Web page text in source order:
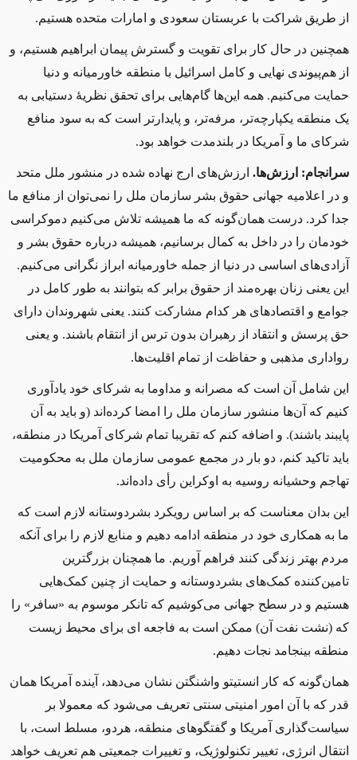
از طریق شراکت با عربستان سعودی و امارات متحده هستیم.
همچنین در حال کار برای تقویت و گسترش پیمان ابراهیم هستیم، و
از هم‌پیوندی نهایی و کامل اسرائیل با منطقه خاورمیانه و دنیا
حمایت می‌کنیم. همه این‌ها گام‌هایی برای تحقق نظریهٔ دستیابی به
یک منطقه یکپارچه‌تر، مرفه‌تر، و پایدارتر است که به سود منافع
شرکای ما و آمریکا در بلندمدت خواهد بود.
سرانجام: ارزش‌ها. ارزش‌های ارج نهاده شده در منشور ملل متحد
و در اعلامیه جهانی حقوق بشر سازمان ملل را نمی‌توان از منافع ‌ما
جدا کرد. درست همان‌گونه که ما همیشه تلاش می‌کنیم دموکراسی
خودمان را در داخل به کمال برسانیم، همیشه درباره حقوق بشر و
آزادی‌های اساسی در دنیا از جمله خاورمیانه ابراز نگرانی می‌کنیم.
این یعنی زنان بهره‌مند از حقوق برابر که بتوانند به ‌طور کامل در
جوامع و اقتصادهای هر کدام مشارکت کنند. یعنی شهروندان دارای
حق پرسش و انتقاد از رهبران بدون ترس از انتقام باشند. و یعنی
رواداری مذهبی و حفاظت از تمام اقلیت‌ها.
این شامل آن است که مصرانه و مداوما به شرکای‌ خود یادآوری
کنیم که آن‌ها منشور سازمان ملل را امضا کرده‌اند (و باید به آن
پایبند باشند). و اضافه کنم که تقریبا تمام شرکای آمریکا در منطقه،
باید تاکید کنم، دو بار در مجمع عمومی سازمان ملل به محکومیت
تهاجم وحشیانه روسیه به اوکراین رأی داده‌اند.
این بدان معناست که بر اساس رویکرد بشردوستانه لازم است که
ما به همکاری خود در منطقه ادامه دهیم و منابع لازم را برای آنکه
مردم بهتر زندگی کنند فراهم آوریم. ما همچنان بزرگترین
تامین‌کننده کمک‌های بشردوستانه و حمایت از چنین کمک‌هایی
هستیم و در سطح جهانی می‌کوشیم که تانکر موسوم به «سافر» را
که (نشت نفت آن) ممکن است به فاجعه ای برای محیط زیست
منطقه بینجامد نجات دهیم.
همان‌گونه که کار انستیتو واشنگتن نشان می‌دهد، آینده آمریکا همان
‌قدر که با آن امور امنیتی سنتی تعریف می‌شود که معمولا بر
سیاست‌گذاری آمریکا و گفتگوهای منطقه، هردو، مسلط است،‌ با
انتقال انرژی، تغییر تکنولوژیک، و تغییرات جمعیتی هم تعریف خواهد